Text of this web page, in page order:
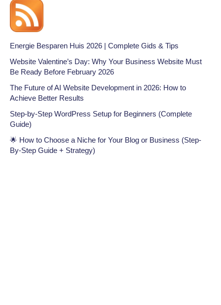
Energie Besparen Huis 2026 | Complete Gids & Tips
Website Valentine’s Day: Why Your Business Website Must
Be Ready Before February 2026
The Future of AI Website Development in 2026: How to
Achieve Better Results
Step-by-Step WordPress Setup for Beginners (Complete
Guide)
🌟 How to Choose a Niche for Your Blog or Business (Step-
By-Step Guide + Strategy)